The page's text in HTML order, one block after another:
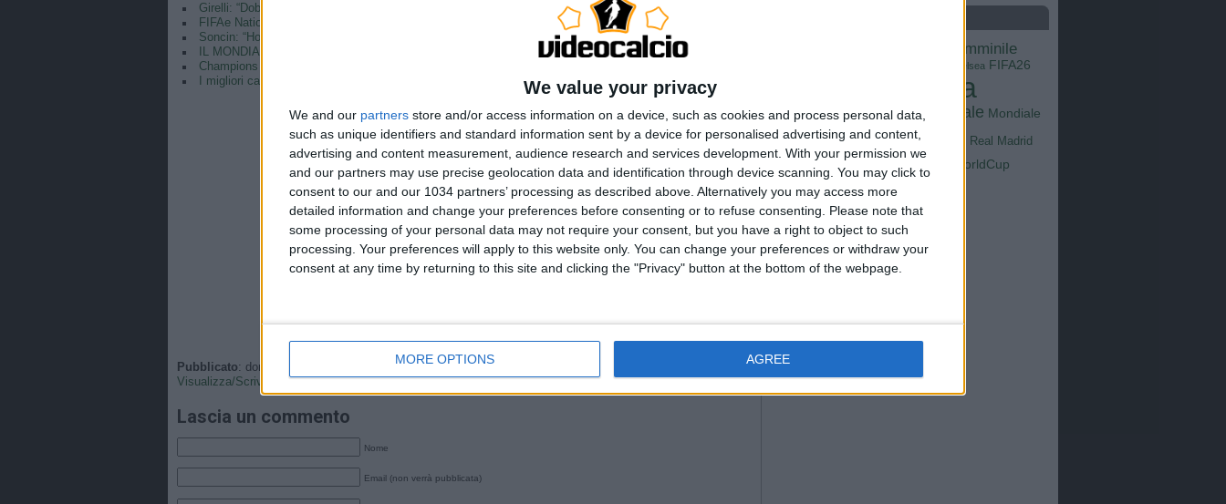
We value your privacy
We and our partners store and/or access information on a device, such as cookies and process personal data,
such as unique identifiers and standard information sent by a device for personalised advertising and content,
advertising and content measurement, audience research and services development. With your permission we
and our partners may use precise geolocation data and identification through device scanning. You may click to
consent to our and our 1034 partners’ processing as described above. Alternatively you may access more
detailed information and change your preferences before consenting or to refuse consenting.
Please note that
some processing of your personal data may not require your consent, but you have a right to object to such
processing. Your preferences will apply to this website only. You can change your preferences or withdraw your
consent at any time by returning to this site and clicking the "Privacy" button at the bottom of the webpage.
MORE OPTIONS AGREE
Girelli: “Dobbiamo vincere e non fare calcoli” | Sudafrica-Italia | FIFA Women’s World Cup 2023
FIFAe Nations Cup 2022 – Day 3 – Live from Copenhagen
Soncin: “Ho visto grande voglia di riscatto” | Italia-Danimarca | Qualificazioni Mondiale 2027
IL MONDIALE DELLA REDENZIONE DI LAUTARO
Champions League: ritorno quarti di finale
I migliori calci di punizione della stagione 2015/16
Pubblicato: domenica, 25 Gennaio 2026 - 03:49 da Istvan in
Visualizza/Scrivi
Tags: .
Lascia un commento
Nome
Email (non verrà pubblicata)
calcio femminile
Chelsea FIFA26
Italia
Juventus Lazio Milan Mondiale Mondiale
2026 Napoli Nazionale Real Madrid
Roma Sampdoria Serie A
WorldCup
WorldCup2026